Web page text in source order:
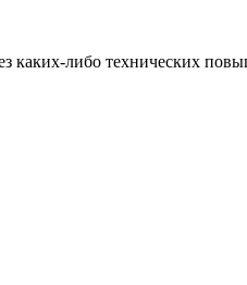
каких-либо технических